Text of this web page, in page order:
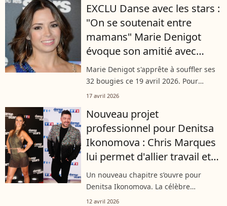
Le mystère reste entier mais la
rédaction...
EXCLU Danse avec les stars :
"On se soutenait entre
mamans" Marie Denigot
évoque son amitié avec
Denitsa Ikonomova, sa fille
et un deuxième bébé
Marie Denigot s'apprête à souffler ses
32 bougies ce 19 avril 2026. Pour
Purepeople, la coach de l'émission
foulé le parquet de cette saison au...
17 avril 2026
Nouveau projet
professionnel pour Denitsa
Ikonomova : Chris Marques
lui permet d'allier travail et
maternité, une opportunité
qu'elle salue
Un nouveau chapitre s’ouvre pour
Denitsa Ikonomova. La célèbre
danseuse rejoint "Danse avec les stars :
12 avril 2026